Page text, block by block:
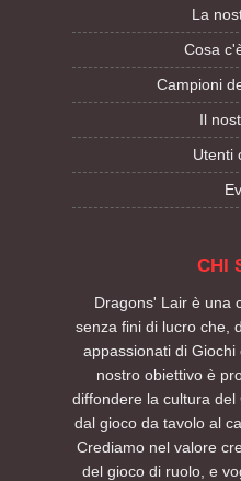
La
Cosa
Campioni
Il
Utenti
CHI
Dragons' Lair è una
senza fini di lucro che,
appassionati di
nostro obiettivo è
diffondere la cultura
dal gioco da tavolo al
Crediamo nel valore
del gioco di ruolo, e